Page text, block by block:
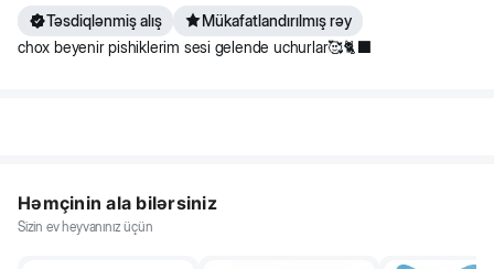
Təsdiqlənmiş alış
Mükafatlandırılmış rəy
chox beyenir pishiklerim sesi gelende uchurlar🥰🐈‍⬛
Həmçinin ala bilərsiniz
Sizin ev heyvanınız üçün